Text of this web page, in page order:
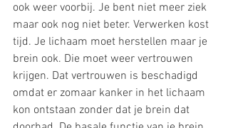
ook weer voorbij. Je bent niet meer ziek
maar ook nog niet beter. Verwerken kost
tijd. Je lichaam moet herstellen maar je
brein ook. Die moet weer vertrouwen
krijgen. Dat vertrouwen is beschadigd
omdat er zomaar kanker in het lichaam
kon ontstaan zonder dat je brein dat